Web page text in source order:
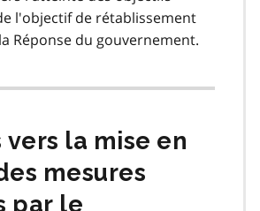
l'objectif de rétablissement
Réponse du gouvernement.
vers la mise en
mesures
par le